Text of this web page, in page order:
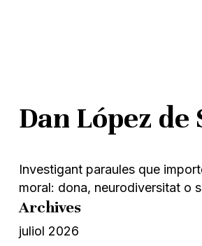
Dan López de
Investigant paraules que
moral: dona, neurodiversitat o
Archives
juliol 2026